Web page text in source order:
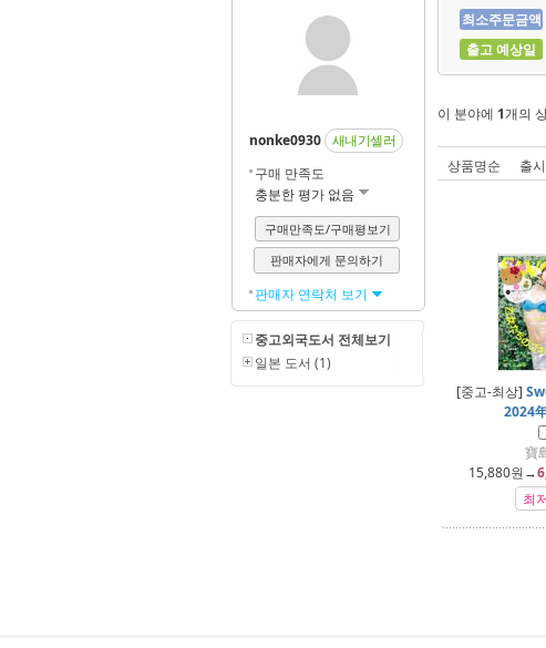
nonke0930
새내기셀러
구매 만족도
충분한 평가 없음
구매만족도/구매평보기
판매자에게 문의하기
판매자 연락처 보기
중고외국도서 전체보기
일본 도서 (1)
최소주문금액
출고 예상일
이 분야에 1개의
상품명순 출
[중고-최상]
2024
寶
15,880원→
최